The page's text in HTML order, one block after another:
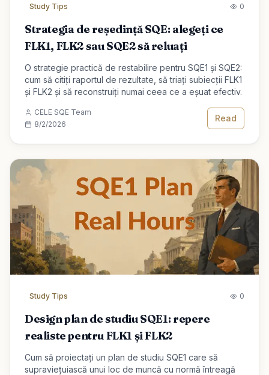
Study Tips 0
Strategia de reședință SQE: alegeți ce
FLK1, FLK2 sau SQE2 să reluați
O strategie practică de restabilire pentru SQE1 și SQE2:
cum să citiți raportul de rezultate, să triați subiecții FLK1
și FLK2 și să reconstruiți numai ceea ce a eșuat efectiv.
CELE SQE Team
8/2/2026
Read
Study Tips 0
Design plan de studiu SQE1: repere
realiste pentru FLK1 și FLK2
Cum să proiectați un plan de studiu SQE1 care să
supraviețuiască unui loc de muncă cu normă întreagă